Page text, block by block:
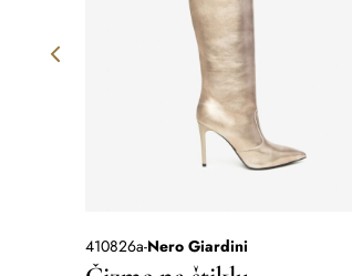
410826a-Nero Giardini